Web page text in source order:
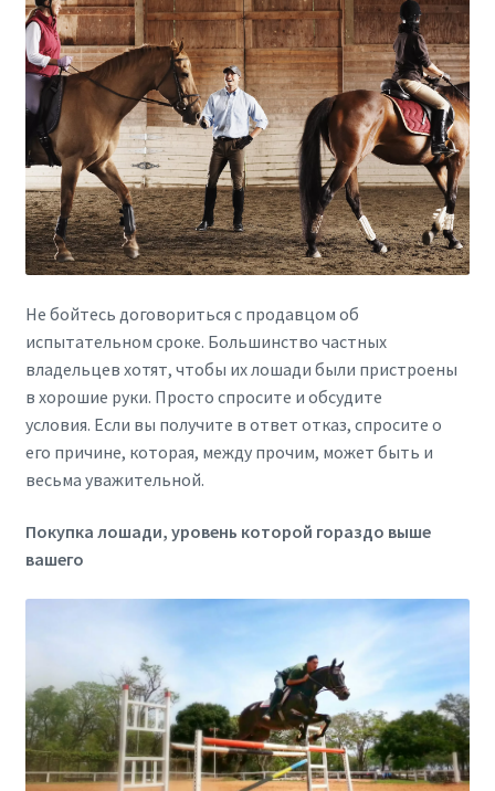
Не бойтесь договориться с продавцом об
испытательном сроке. Большинство частных
владельцев хотят, чтобы их лошади были пристроены
в хорошие руки. Просто спросите и обсудите
условия. Если вы получите в ответ отказ, спросите о
его причине, которая, между прочим, может быть и
весьма уважительной.
Покупка лошади, уровень которой гораздо выше
вашего